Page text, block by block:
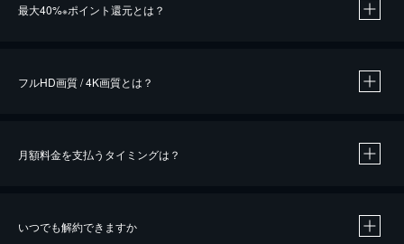
最大40%※ポイント還元とは？
※40％ポイント還元の対象は、クレジットカード決済による作品の購入 / レンタルです。
フルHD画質 / 4K画質とは？
月額料金を支払うタイミングは？
いつでも解約できますか